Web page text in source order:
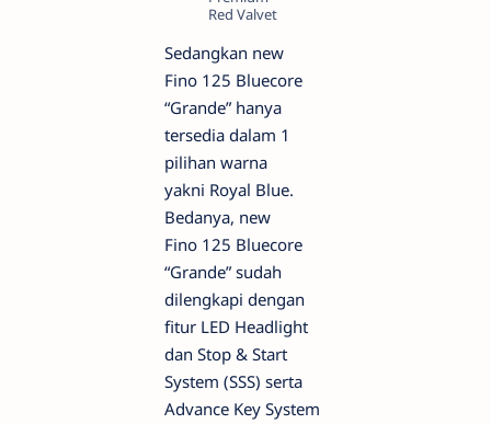
Red Valvet
Sedangkan new
Fino 125 Bluecore
“Grande” hanya
tersedia dalam 1
pilihan warna
yakni Royal Blue.
Bedanya, new
Fino 125 Bluecore
“Grande” sudah
dilengkapi dengan
fitur LED Headlight
dan Stop & Start
System (SSS) serta
Advance Key System